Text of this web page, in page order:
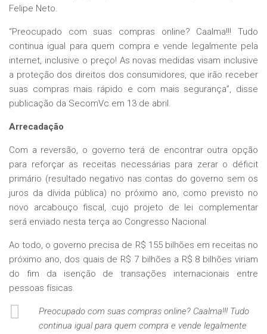
Felipe Neto.
“Preocupado com suas compras online? Caalma!!! Tudo
continua igual para quem compra e vende legalmente pela
internet, inclusive o preço! As novas medidas visam inclusive
a proteção dos direitos dos consumidores, que irão receber
suas compras mais rápido e com mais segurança”, disse
publicação da SecomVc em 13 de abril.
Arrecadação
Com a reversão, o governo terá de encontrar outra opção
para reforçar as receitas necessárias para zerar o déficit
primário (resultado negativo nas contas do governo sem os
juros da dívida pública) no próximo ano, como previsto no
novo arcabouço fiscal, cujo projeto de lei complementar
será enviado nesta terça ao Congresso Nacional.
Ao todo, o governo precisa de R$ 155 bilhões em receitas no
próximo ano, dos quais de R$ 7 bilhões a R$ 8 bilhões viriam
do fim da isenção de transações internacionais entre
pessoas físicas.
Preocupado com suas compras online? Caalma!!! Tudo
continua igual para quem compra e vende legalmente